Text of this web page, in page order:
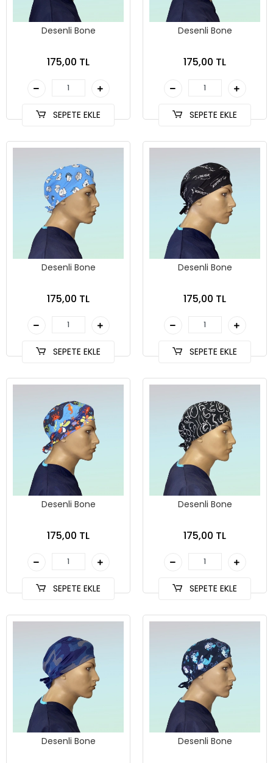
Desenli Bone
175,00 TL
SEPETE EKLE
Desenli Bone
175,00 TL
SEPETE EKLE
Desenli Bone
175,00 TL
SEPETE EKLE
Desenli Bone
175,00 TL
SEPETE EKLE
Desenli Bone
175,00 TL
SEPETE EKLE
Desenli Bone
175,00 TL
SEPETE EKLE
Desenli Bone Desenli Bone